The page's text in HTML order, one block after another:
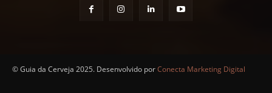
© Guia da Cerveja 2025. Desenvolvido porConecta Marketing Digital